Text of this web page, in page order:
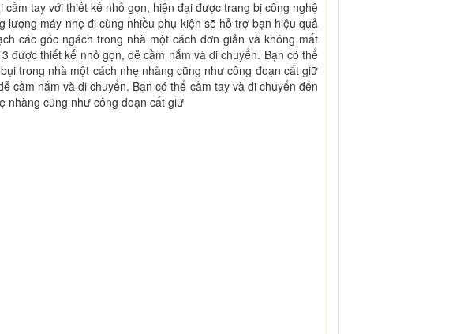
tay với thiết kế nhỏ gọn, hiện đại được trang bị công nghệ
lượng máy nhẹ đi cùng nhiều phụ kiện sẽ hỗ trợ bạn hiệu quả
các góc ngách trong nhà một cách đơn giản và không mất
được thiết kế nhỏ gọn, dễ cầm nắm và di chuyển. Bạn có thể
trong nhà một cách nhẹ nhàng cũng như công đoạn cất giữ
cầm nắm và di chuyển. Bạn có thể cầm tay và di chuyển đến
nhàng cũng như công đoạn cất giữ